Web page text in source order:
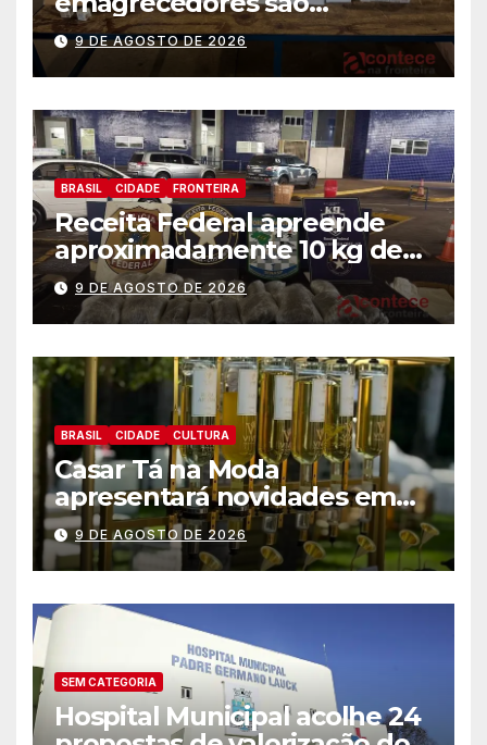
apreendidos pela Receita
Federal
9 DE AGOSTO DE 2026
BRASIL CIDADE FRONTEIRA
Receita Federal apreende
aproximadamente 10 kg de
substância análoga ao
capulho
9 DE AGOSTO DE 2026
BRASIL CIDADE CULTURA
Casar Tá na Moda
apresentará novidades em
entretenimento para
casamentos e festas de
debutantes
9 DE AGOSTO DE 2026
SEM CATEGORIA
Hospital Municipal acolhe 24